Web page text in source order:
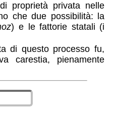
proprietà privata nelle
che due possibilità: la
) e le fattorie statali (i
di questo processo fu,
carestia, pienamente